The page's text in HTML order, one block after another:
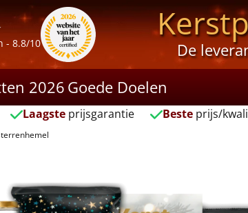
- 8.8/10
De
2026Goede Doelen
Laagsteprijsgarantie Besteprijs/